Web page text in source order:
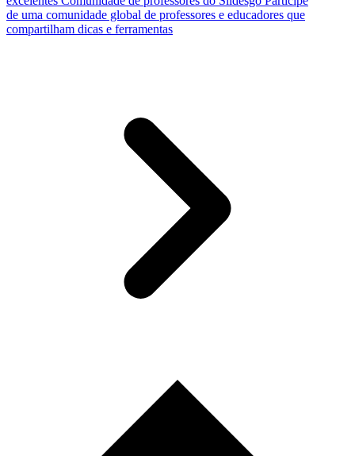
de uma comunidade global de professores e educadores que
compartilham dicas e ferramentas